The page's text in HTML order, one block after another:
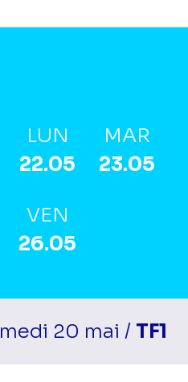
LUN
22.05
MAR
23.05
VEN
26.05
20 mai / TF1